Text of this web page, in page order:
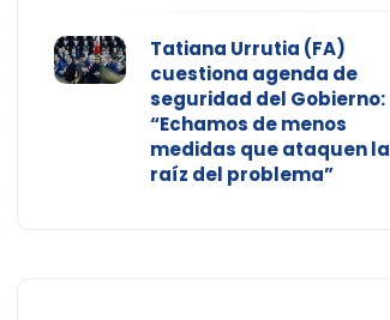
Tatiana Urrutia (FA)
cuestiona agenda de
seguridad del Gobierno:
“Echamos de menos
medidas que ataquen la
raíz del problema”